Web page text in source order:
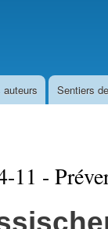
auteurs Sentiers
11 -